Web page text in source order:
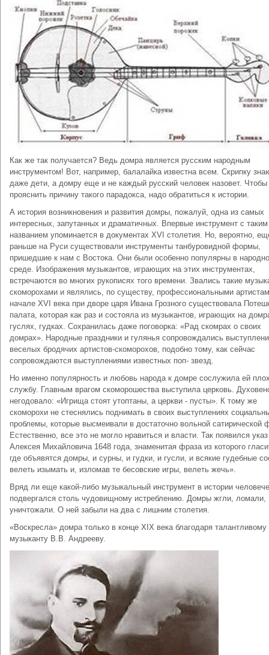
Как же так получается? Ведь домра является русским народным
инструментом! Вот, например, балалайка известна всем. Скрипку
даже дети, а домру еще и не каждый русский человек назовет. Чтобы
прояснить причину такого парадокса, надо обратиться к истории.
А история возникновения и развития домры, пожалуй, одна из самых
интересных, запутанных и драматичных. Впервые инструмент с таким
названием упоминается в документах XVI столетия. Но, вероятно,
раньше на Руси существовали инструменты танбуровидной формы,
пришедшие к нам с Востока. Они были особенно популярны в
среде. Изображения музыкантов, играющих на этих инструментах,
встречаются во многих рукописях того времени. Звались такие
скоморохами и являлись, по существу, профессиональными
начале XVI века при дворе царя Ивана Грозного существовала
палата, которая как раз и состояла из музыкантов, играющих на
гуслях, гудках. Сохранилась даже поговорка: «Рад скомрах о своих
домрах». Народные праздники и гулянья сопровождались
веселых бродячих артистов-скоморохов, подобно тому, как сейчас
сопровождаются выступлениями известных поп- звезд.
Но именно популярность и любовь народа к домре сослужила ей
службу. Главным врагом скоморошества выступила церковь.
негодовало: «Игрища стоят утоптаны, а церкви - пусты». К тому же
скоморохи не стеснялись поднимать в своих выступлениях
проблемы, которые высмеивали в достаточно вольной сатирической
Естественно, все это не могло нравиться и власти. Так появился
Алексея Михайловича 1648 года, знаменитая фраза из которого
где объявятся домры, и сурны, и гудки, и гусли, и всякие гудебные
велеть изымать и, изломав те бесовские игры, велеть жечь».
Вряд ли еще какой-либо музыкальный инструмент в истории
подвергался столь чудовищному истреблению. Домры жгли, ломали,
уничтожали. О ней забыли на два с лишним столетия.
«Воскресла» домра только в конце XIX века благодаря талантливому
музыканту В.В. Андрееву.